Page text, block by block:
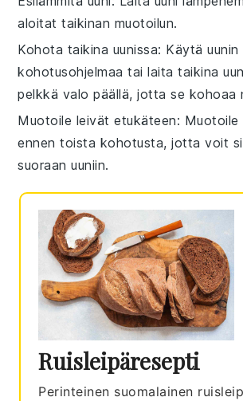
aloitat taikinan muotoilun.
Kohota taikina uunissa: Käytä uunin
kohotusohjelmaa tai laita taikina
pelkkä valo päällä, jotta se kohoaa
Muotoile leivät etukäteen: Muotoile
ennen toista kohotusta, jotta voit
suoraan uuniin.
Ruisleipäresepti
Perinteinen suomalainen